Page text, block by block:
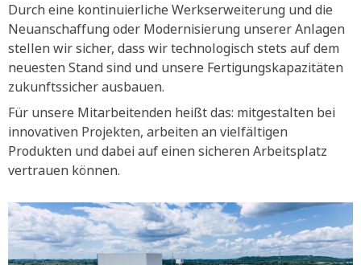
Durch eine kontinuierliche Werkserweiterung und die
Neuanschaffung oder Modernisierung unserer Anlagen
stellen wir sicher, dass wir technologisch stets auf dem
neuesten Stand sind und unsere Fertigungskapazitäten
zukunftssicher ausbauen.
Für unsere Mitarbeitenden heißt das: mitgestalten bei
innovativen Projekten, arbeiten an vielfältigen
Produkten und dabei auf einen sicheren Arbeitsplatz
vertrauen können.